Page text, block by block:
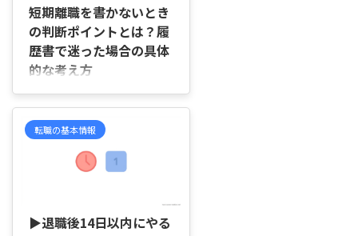
になり、連絡するかどうか迷った
まま時間だけが過ぎてしまうこと
もありますよね。 この記事で
は、出戻りで気まずさを感じやす
い理由や、後悔しやすいケース、
を追って説明していきます。 前の
職場に戻るのが気まずいと感じる
理由 前の職場に戻りたいと思っ
短期離職を書かないとき
の判断ポイントとは？履
歴書で迷った場合の具体
的な考え方
はじめに 「短期離職って履歴書
に書くべき？」「数か月で辞めた
会社も正直に書いたほうがいいの
かな…」と迷いますよね。 この
判断は感覚ではなく、「社会保険
に加入していたかどうか」で考え
員として一定期間働き、健康保険
や厚生年金に加入していた場合
転職の基本情報
▶退職後14日以内にやる